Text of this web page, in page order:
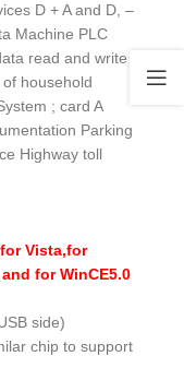
D + A and D, –
Machine PLC
read and write
of household
; card A
Parking
Highway toll
Vista,for
for WinCE5.0
side)
chip to support